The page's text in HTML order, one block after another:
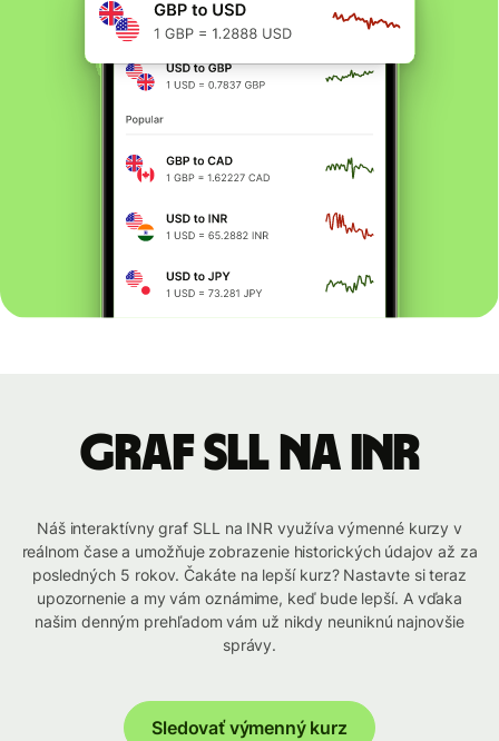
graf SLL na INR
Náš interaktívny graf SLL na INR využíva výmenné kurzy v
reálnom čase a umožňuje zobrazenie historických údajov až za
posledných 5 rokov. Čakáte na lepší kurz? Nastavte si teraz
upozornenie a my vám oznámime, keď bude lepší. A vďaka
našim denným prehľadom vám už nikdy neuniknú najnovšie
správy.
Sledovať výmenný kurz